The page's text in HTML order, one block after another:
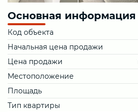
Основная информация
Код объекта
Начальная цена продажи
Цена продажи
Местоположение
Площадь
Тип квартиры